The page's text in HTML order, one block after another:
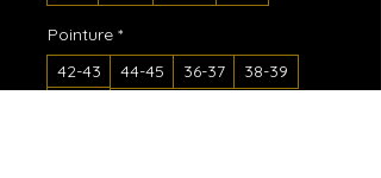
Pointure *
42-43
44-45 36-37
38-39